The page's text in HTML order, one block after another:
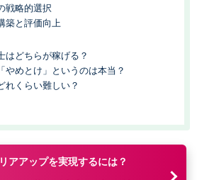
戦略的選択
築と評価向上
はどちらが稼げる？
やめとけ」というのは本当？
れくらい難しい？
アアップを実現するには？